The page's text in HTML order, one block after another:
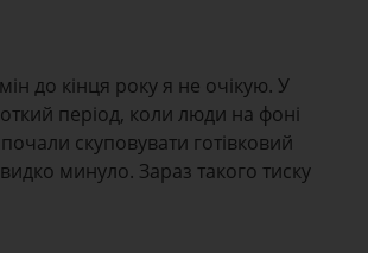
до кінця року я не очікую. У
період, коли люди на фоні
скуповувати готівковий
минуло. Зараз такого тиску